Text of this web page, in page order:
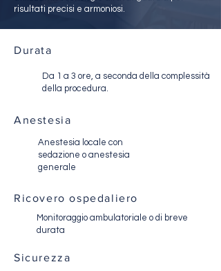
risultati precisi e armoniosi.
Durata
Da 1 a 3 ore, a seconda della complessità
della procedura.
Anestesia
Anestesia locale con
sedazione o anestesia
generale
Ricovero ospedaliero
Monitoraggio ambulatoriale o di breve
durata
Sicurezza